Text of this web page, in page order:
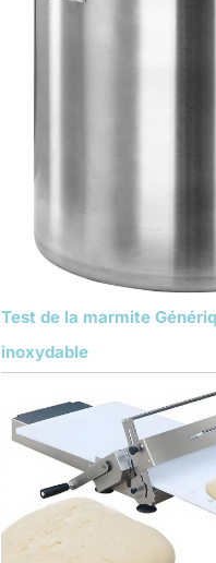
Test de la marmite
inoxydable